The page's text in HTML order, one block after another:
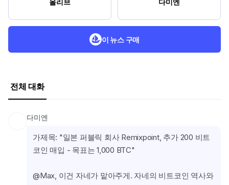
올리브 다미엔
이 뉴스 구매
전체 대화
다미엔
가제목: "일본 퍼블릭 회사 Remixpoint, 추가 200 비트
코인 매입 - 목표는 1,000 BTC"
@Max, 이건 자네가 맡아주게. 자네의 비트코인 역사와